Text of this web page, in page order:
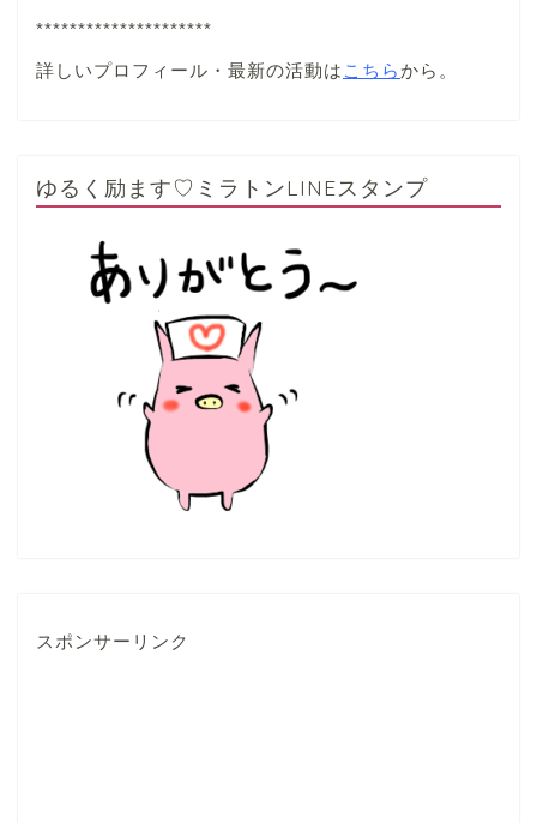
*********************
詳しいプロフィール・最新の活動は こちらから。
ゆるく励ます♡ミラトンLINEスタンプ
スポンサーリンク